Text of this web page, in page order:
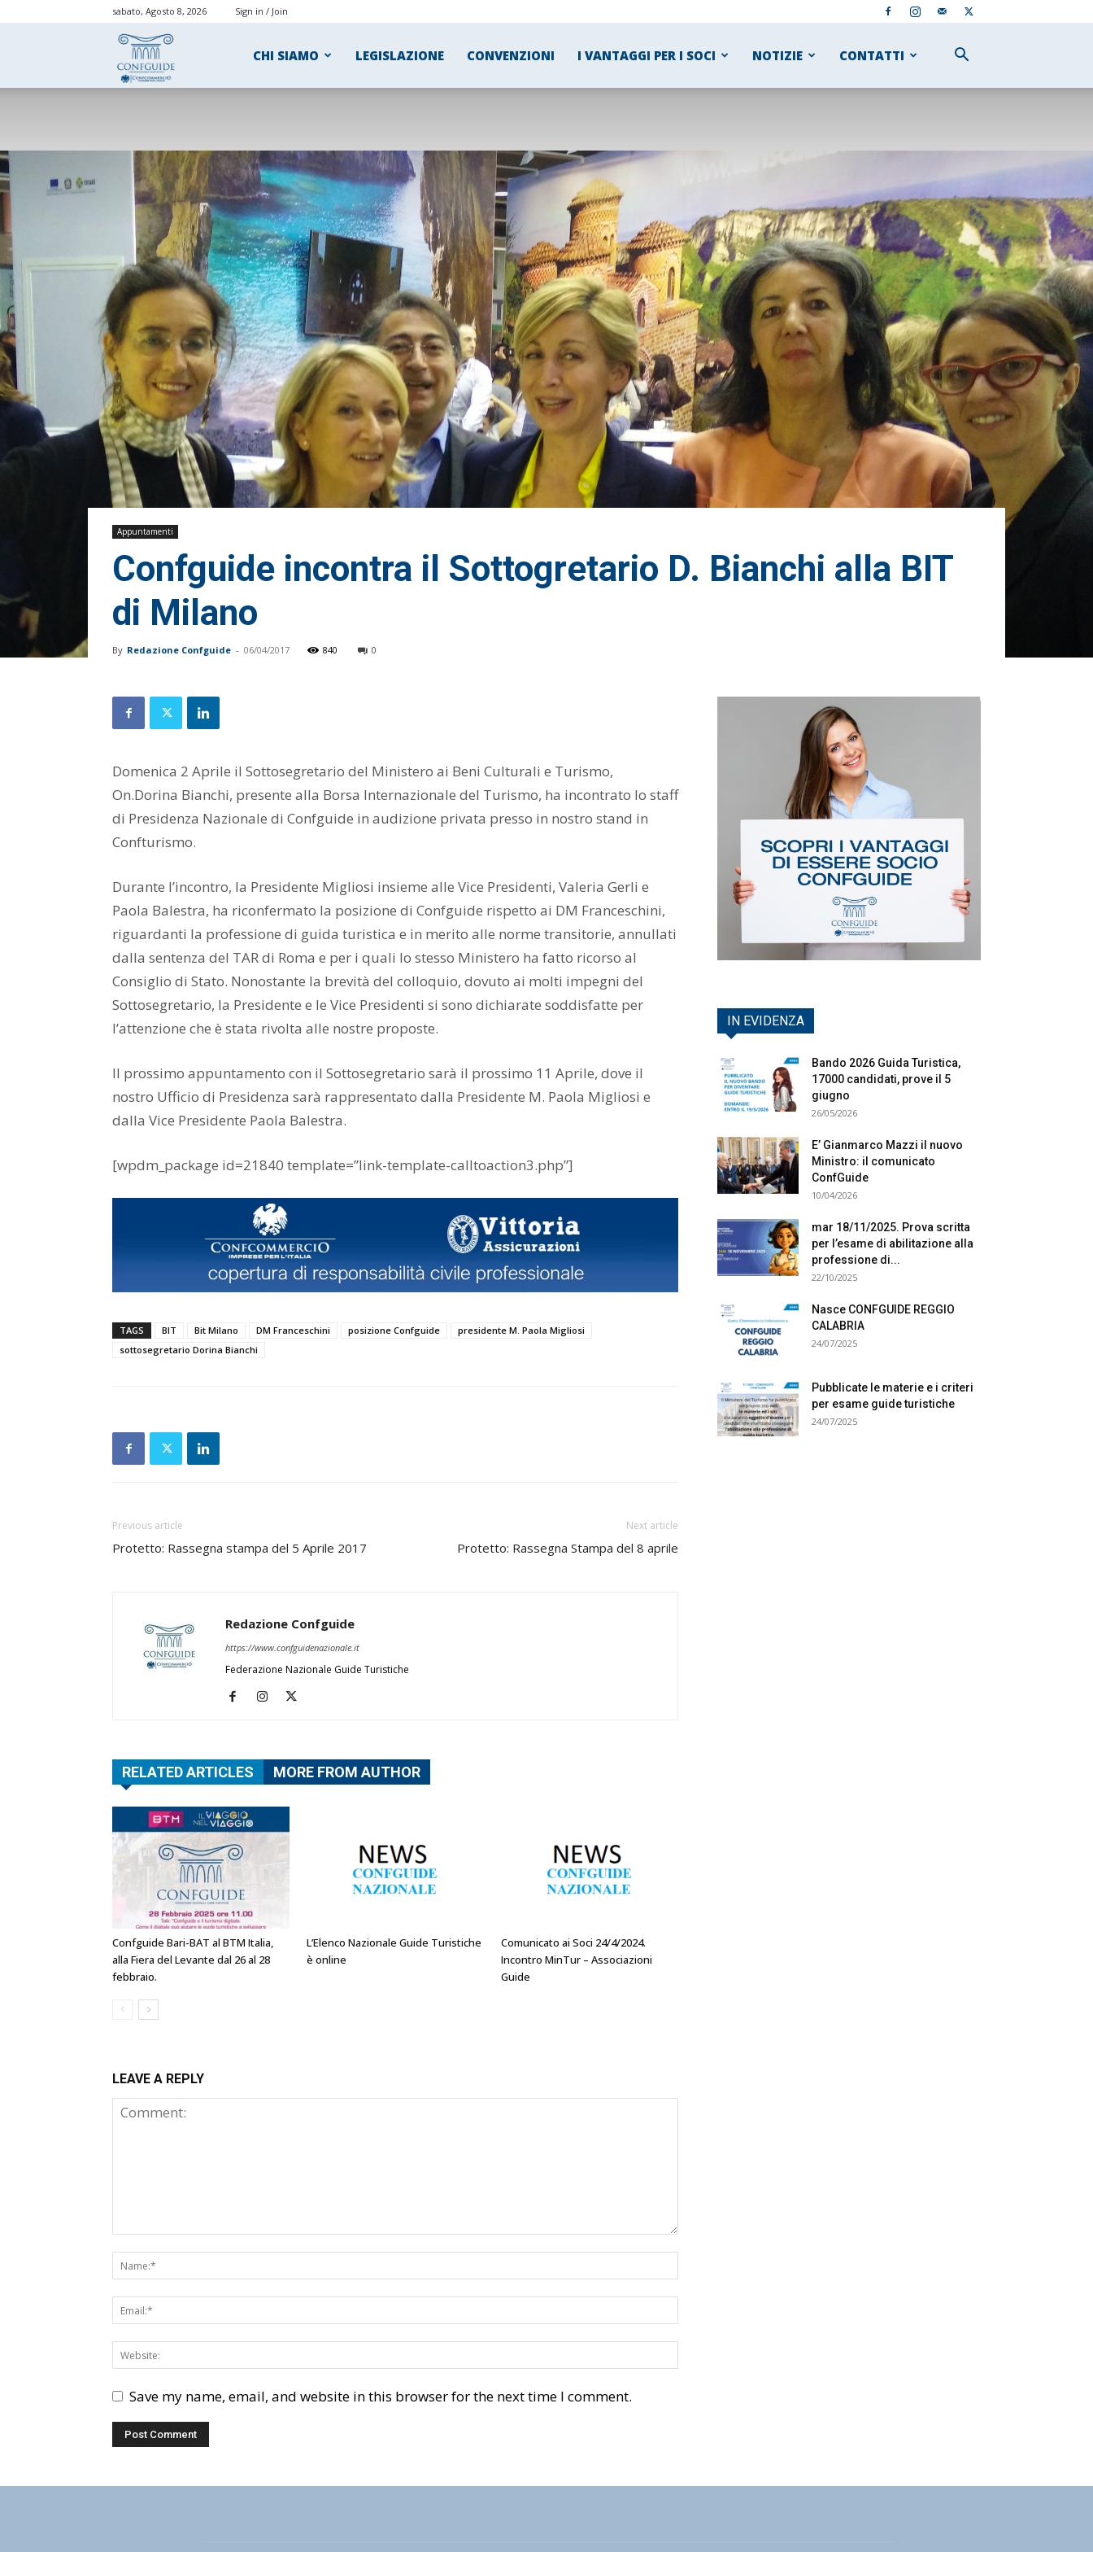
sabato, Agosto 8, 2026 Sign in / Join
CHI SIAMO LEGISLAZIONE CONVENZIONI I VANTAGGI PER I SOCI NOTIZIE CONTATTI
Appuntamenti
Confguide incontra il Sottogretario D. Bianchi alla BIT
di Milano
By Redazione Confguide - 06/04/2017 840 0
Domenica 2 Aprile il Sottosegretario del Ministero ai Beni Culturali e Turismo,
On.Dorina Bianchi, presente alla Borsa Internazionale del Turismo, ha incontrato lo staff
di Presidenza Nazionale di Confguide in audizione privata presso in nostro stand in
Confturismo.
Durante l’incontro, la Presidente Migliosi insieme alle Vice Presidenti, Valeria Gerli e
Paola Balestra, ha riconfermato la posizione di Confguide rispetto ai DM Franceschini,
riguardanti la professione di guida turistica e in merito alle norme transitorie, annullati
dalla sentenza del TAR di Roma e per i quali lo stesso Ministero ha fatto ricorso al
Consiglio di Stato. Nonostante la brevità del colloquio, dovuto ai molti impegni del
Sottosegretario, la Presidente e le Vice Presidenti si sono dichiarate soddisfatte per
l’attenzione che è stata rivolta alle nostre proposte.
Il prossimo appuntamento con il Sottosegretario sarà il prossimo 11 Aprile, dove il
nostro Ufficio di Presidenza sarà rappresentato dalla Presidente M. Paola Migliosi e
dalla Vice Presidente Paola Balestra.
[wpdm_package id=21840 template=”link-template-calltoaction3.php”]
TAGS BIT Bit Milano DM Franceschini posizione Confguide
presidente M. Paola Migliosi
sottosegretario Dorina Bianchi
Previous article
Protetto: Rassegna stampa del 5 Aprile 2017
Next article
Protetto: Rassegna Stampa del 8 aprile
Redazione Confguide
https://www.confguidenazionale.it
Federazione Nazionale Guide Turistiche
RELATED ARTICLES MORE FROM AUTHOR
Confguide Bari-BAT al BTM Italia,
alla Fiera del Levante dal 26 al 28
febbraio.
L’Elenco Nazionale Guide Turistiche
è online
Comunicato ai Soci 24/4/2024.
Incontro MinTur – Associazioni
Guide
LEAVE A REPLY
Save my name, email, and website in this browser for the next time I comment.
IN EVIDENZA
Bando 2026 Guida Turistica,
17000 candidati, prove il 5
giugno
26/05/2026
E’ Gianmarco Mazzi il nuovo
Ministro: il comunicato
ConfGuide
10/04/2026
mar 18/11/2025. Prova scritta
per l’esame di abilitazione alla
professione di...
22/10/2025
Nasce CONFGUIDE REGGIO
CALABRIA
24/07/2025
Pubblicate le materie e i criteri
per esame guide turistiche
24/07/2025